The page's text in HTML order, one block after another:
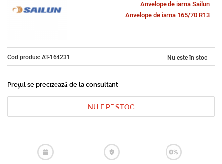
Anvelope de iarna Sailun
Anvelope de iarna 165/70 R13
Cod produs: AT-164231 Nu este în stoc
Prețul se precizează de la consultant
NU E PE STOC